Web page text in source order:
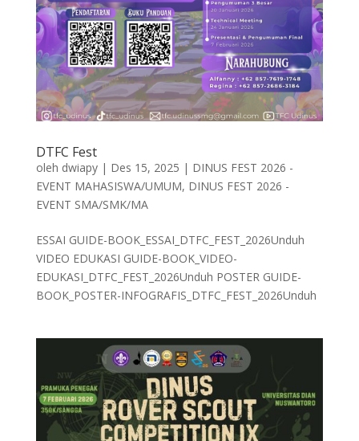
DTFC Fest
oleh dwiapy| Des 15, 2025 | DINUS FEST 2026 -
EVENT MAHASISWA/UMUM, DINUS FEST 2026 -
EVENT SMA/SMK/MA
ESSAI GUIDE-BOOK_ESSAI_DTFC_FEST_2026Unduh
VIDEO EDUKASI GUIDE-BOOK_VIDEO-
EDUKASI_DTFC_FEST_2026Unduh POSTER GUIDE-
BOOK_POSTER-INFOGRAFIS_DTFC_FEST_2026Unduh